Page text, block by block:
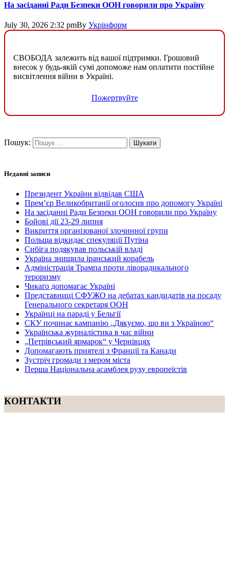
На засіданні Ради Безпеки ООН говорили про Україну
July 30, 2026 2:32 pmBy Укрінформ
СВОБОДА залежить від вашої підтримки. Грошовий
внесок у будь-якій сумі допоможе нам оплатити постійне
висвітлення війни в Україні.
Пожертвуйте
Пошук:
Недавні записи
Президент України відвідав США
Прем’єр Великобританії оголосив про допомогу Україні
На засіданні Ради Безпеки ООН говорили про Україну
Бойові дії 23-29 липня
Викриття організованої злочинної групи
Польща відкидає спекуляції Путіна
Сибіга подякував польській владі
Україна знищила іранський корабель
Адміністрація Трампа проти ліворадикального
тероризму
Чикаґо допомагає Україні
Представниці СФУЖО на дебатах кандидатів на посаду
Генерального секретаря ООН
Українці на параді у Бельгії
СКУ починає кампанію „Дякуємо, що ви з Україною“
Українська журналістика в час війни
„Петрівський ярмарок“ у Чернівцях
Допомагають приятелі з Франції та Канади
Зустріч громади з мером міста
Перша Національна асамблея руху европеїстів
КОНТАКТИ